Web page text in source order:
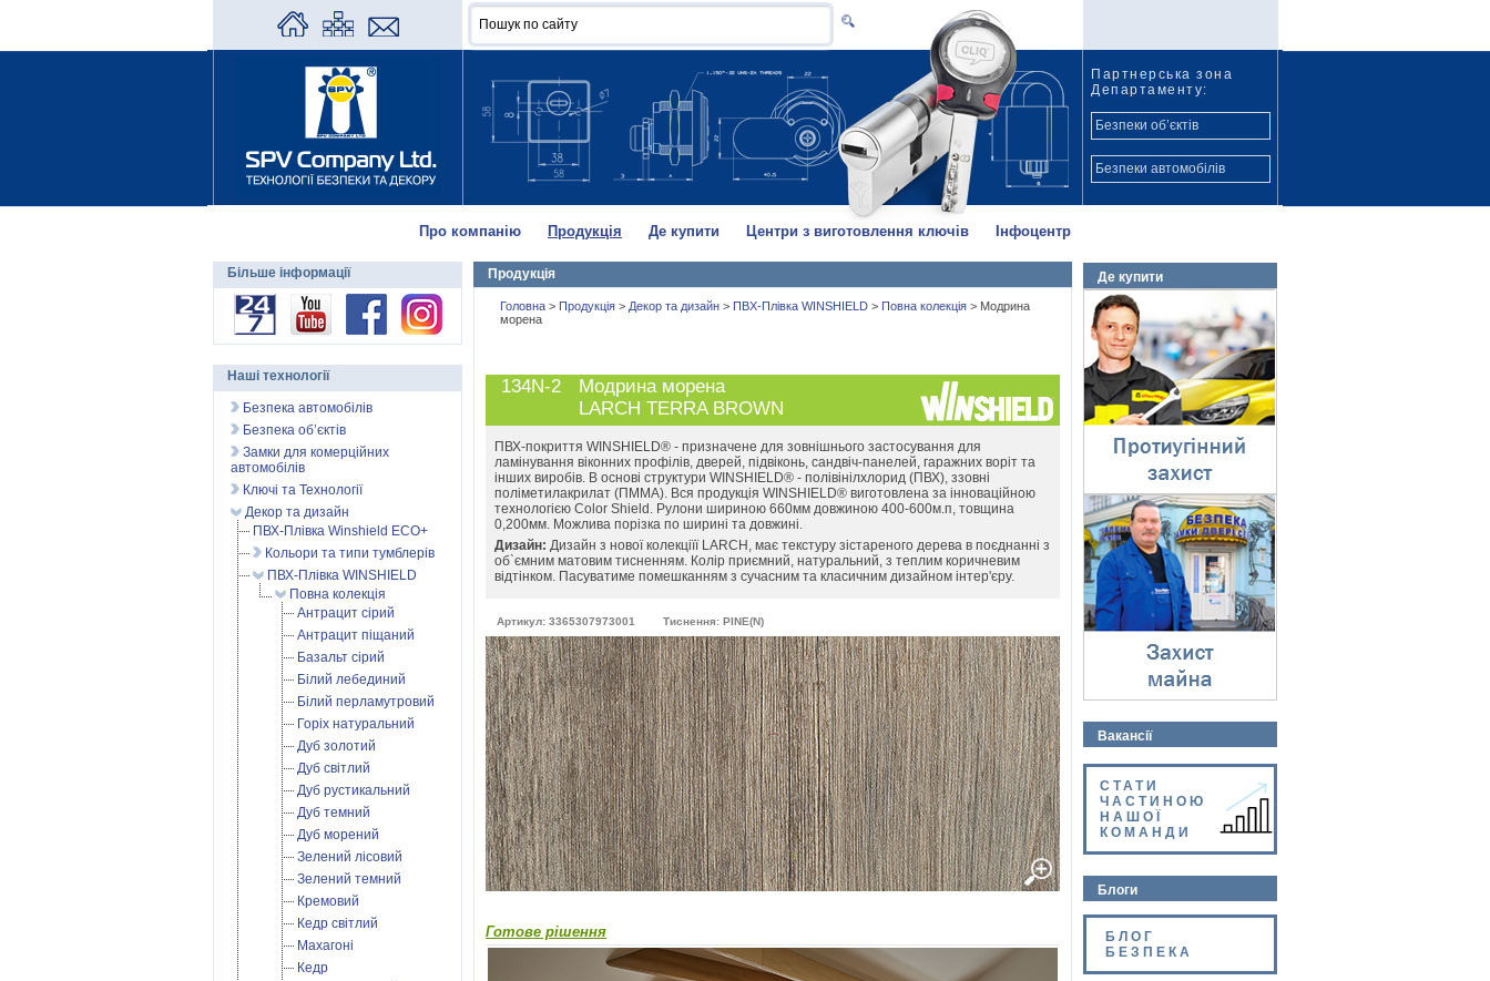
Партнерська зона
Департаменту:
Безпеки об’єктів
Безпеки автомобілів
Про компанію Продукція Де купити Центри з виготовлення ключів Інфоцентр
Продукція
Головна > Продукція > Декор та дизайн > ПВХ-Плівка WINSHIELD > Повна колекція > Модрина
морена
134N-2
Модрина морена
LARCH TERRA BROWN
ПВХ-покриття WINSHIELD® - призначене для зовнішнього застосування для
ламінування віконних профілів, дверей, підвіконь, сандвіч-панелей, гаражних воріт та
інших виробів. В основі структури WINSHIELD® - полівінілхлорид (ПВХ), ззовні
поліметилакрилат (ПММА). Вся продукція WINSHIELD® виготовлена за інноваційною
технологією Color Shield. Рулони шириною 660мм довжиною 400-600м.п, товщина
0,200мм. Можлива порізка по ширині та довжині.
Дизайн: Дизайн з нової колекціїї LARCH, має текстуру зістареного дерева в поєднанні з
об`ємним матовим тисненням. Колір приємний, натуральний, з теплим коричневим
відтінком. Пасуватиме помешканням з сучасним та класичним дизайном інтер'єру.
Артикул: 3365307973001 Тиснення: PINE(N)
Готове рішення
Де купити
Протиугінний захист
⇓
Захист майна
⇓
Вакансії
СТАТИ
ЧАСТИНОЮ
НАШОЇ
КОМАНДИ
Блоги
БЛОГ
БЕЗПЕКА
Більше інформації
Наші технології
Безпека автомобілів
Безпека об’єктів
Замки для комерційних
автомобілів
Ключі та Технології
Декор та дизайн
ПВХ-Плівка Winshield ECO+
Кольори та типи тумблерів
ПВХ-Плівка WINSHIELD
Повна колекція
Антрацит сірий
Антрацит піщаний
Базальт сірий
Білий лебединий
Білий перламутровий
Горіх натуральний
Дуб золотий
Дуб світлий
Дуб рустикальний
Дуб темний
Дуб морений
Зелений лісовий
Зелений темний
Кремовий
Кедр світлий
Махагоні
Кедр